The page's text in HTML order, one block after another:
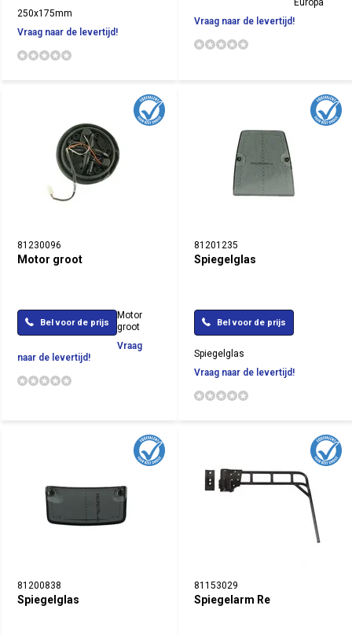
250x175mm
Vraag naar de levertijd!
Europa
Vraag naar de levertijd!
81230096
Motor groot
Bel voor de prijs
Motor
groot
Vraag
naar de levertijd!
81201235
Spiegelglas
Bel voor de prijs
Spiegelglas
Vraag naar de levertijd!
81200838
Spiegelglas
81153029
Spiegelarm Re